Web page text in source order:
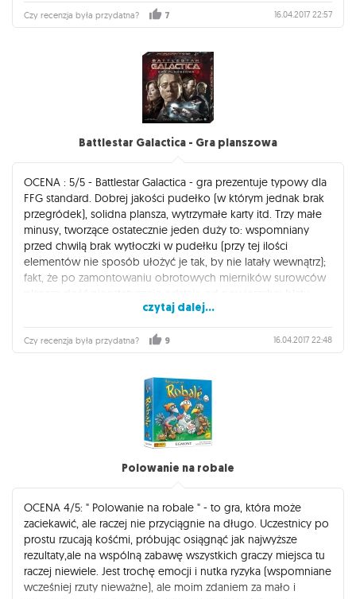
ciszy, gdy każdy z uczestników wysila swoje szare komórki
szukając optymalnych rozwiązań. Puerto Rico stanowi produkt
zachwyci każdą grupę graczy.
Czy recenzja była przydatna? 7 16.04.2017 22:57
Battlestar Galactica - Gra planszowa
OCENA : 5/5 - Battlestar Galactica - gra prezentuje typowy dla
FFG standard. Dobrej jakości pudełko (w którym jednak brak
przegródek), solidna plansza, wytrzymałe karty itd. Trzy małe
minusy, tworzące ostatecznie jeden duży to: wspomniany
przed chwilą brak wytłoczki w pudełku (przy tej ilości
elementów nie sposób ułożyć je tak, by nie latały wewnątrz);
fakt, że po zamontowaniu obrotowych mierników surowców
oraz słabo podocinane wypraski z żetonami, co najczęściej
kończy się malutkimi zadrami na tekturowych elementach. Ta
gra zasługuje na dziesiątkę. Naprawdę zasługuje. W kategorii
kooperacyjnych gier planszowych to absolutny lider. Dla
czytaj dalej...
Czy recenzja była przydatna? 9 16.04.2017 22:48
Polowanie na robale
OCENA 4/5: " Polowanie na robale " - to gra, która może
zaciekawić, ale raczej nie przyciągnie na długo. Uczestnicy po
prostu rzucają kośćmi, próbując osiągnąć jak najwyższe
rezultaty,ale na wspólną zabawę wszystkich graczy miejsca tu
raczej niewiele. Jest trochę emocji i nutka ryzyka (wspomniane
wcześniej rzuty nieważne), ale moim zdaniem za mało i